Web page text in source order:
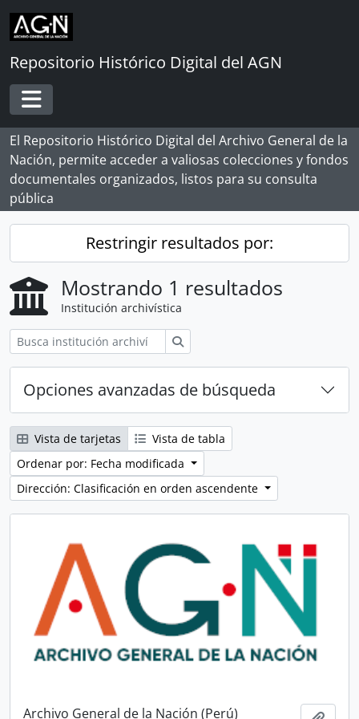
Skip to main content
Repositorio Histórico Digital del AGN
Toggle navigation
El Repositorio Histórico Digital del Archivo General de la
Nación, permite acceder a valiosas colecciones y fondos
documentales organizados, listos para su consulta
pública
Restringir resultados por:
Mostrando 1 resultados
Institución archivística
Opciones avanzadas de búsqueda
Vista de tarjetas
Vista de tabla
Ordenar por: Fecha modificada
Dirección: Clasificación en orden ascendente
Archivo General de la Nación (Perú)